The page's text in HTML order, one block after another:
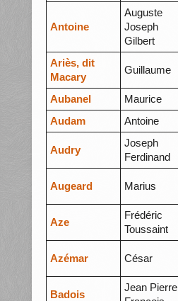
Antoine
Auguste
Joseph
Gilbert
Ariès, dit
Macary
Guillaume
Aubanel Maurice
Audam
Antoine
Audry
Joseph
Ferdinand
Augeard Marius
Aze
Frédéric
Toussaint
Azémar César
Badois
Jean Pierre